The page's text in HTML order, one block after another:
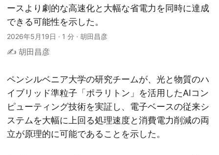
ースより劇的な高速化と大幅な省電力を同時に達成
できる可能性を示した。
2026年5月19日 · 1 分 · 胡田昌彦
✍️ 胡田昌彦
ペンシルベニア大学の研究チームが、光と物質のハ
イブリッド準粒子「ポラリトン」を活用したAIコン
ピューティング技術を実証し、電子ベースの従来シ
ステムを大幅に上回る処理速度と消費電力削減の両
立が原理的に可能であることを示した。